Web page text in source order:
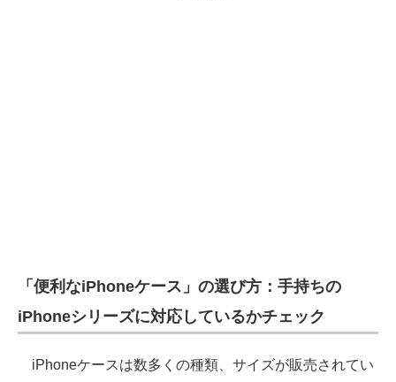
「便利なiPhoneケース」の選び方：手持ちの
iPhoneシリーズに対応しているかチェック
iPhoneケースは数多くの種類、サイズが販売されてい